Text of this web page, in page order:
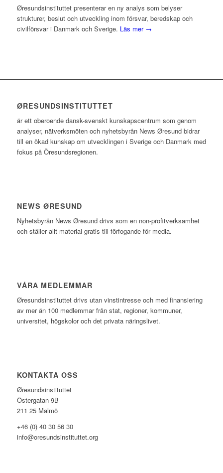
Øresundsinstituttet presenterar en ny analys som belyser
strukturer, beslut och utveckling inom försvar, beredskap och
civilförsvar i Danmark och Sverige. Läs mer →
ØRESUNDSINSTITUTTET
är ett oberoende dansk-svenskt kunskapscentrum som genom
analyser, nätverksmöten och nyhetsbyrån News Øresund bidrar
till en ökad kunskap om utvecklingen i Sverige och Danmark med
fokus på Öresundsregionen.
NEWS ØRESUND
Nyhetsbyrån News Øresund drivs som en non-profitverksamhet
och ställer allt material gratis till förfogande för media.
VÅRA MEDLEMMAR
Øresundsinstituttet drivs utan vinst­intresse och med finansiering
av mer än 100 medlemmar från stat, regioner, kommuner,
universitet, högskolor och det privata näringslivet.
KONTAKTA OSS
Øresundsinstituttet
Östergatan 9B
211 25 Malmö
+46 (0) 40 30 56 30
info@oresundsinstituttet.org